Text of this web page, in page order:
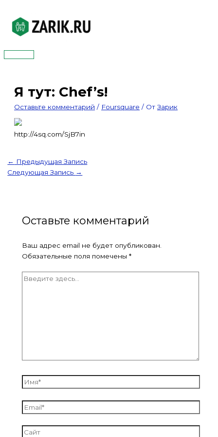
содержимому
Главное
Я тут: Chef’s!
Оставьте комментарий / Foursquare / ОтЗарик
http://4sq.com/SjB7in
← Предыдущая Запись
Следующая Запись →
Оставьте комментарий
Ваш адрес email не будет опубликован.
Обязательные поля помечены *
Введите
Имя*
Email*
Сайт